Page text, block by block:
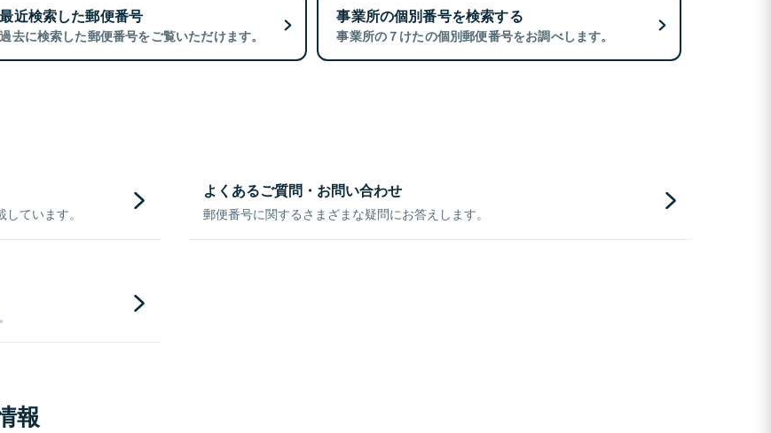
最近検索した郵便番号
過去に検索した郵便番号をご覧いただけます。
事業所の個別番号を検索する
事業所の７けたの個別郵便番号をお調べします。
ています。
よくあるご質問・お問い合わせ
郵便番号に関するさまざまな疑問にお答えします。
報